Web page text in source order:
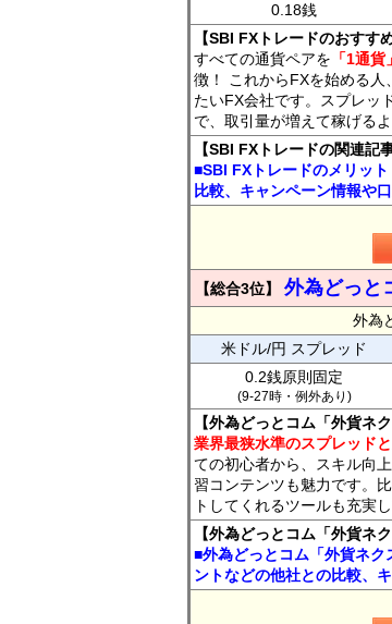
0.18銭
【SBI FXトレードのおすす
すべての通貨ペアを 「1通
徴！ これからFXを始める人
たいFX会社です。スプレッ
で、取引量が増えて稼げる
【SBI FXトレードの関連記事
■SBI FXトレードのメリッ
比較、キャンペーン情報や
【総合3位】 外為どっと
外為
米ドル/円 スプレッド
0.2銭原則固定
(9-27時・例外あり)
【外為どっとコム「外貨ネ
業界最狭水準のスプレッド
ての初心者から、スキル向
習コンテンツも魅力です。
トしてくれるツールも充実し
【外為どっとコム「外貨ネ
■外為どっとコム「外貨ネク
ントなどの他社との比較、